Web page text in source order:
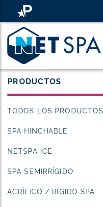
PRODUCTOS
TODOS LOS PRODUCTOS
SPA HINCHABLE
NETSPA ICE
SPA SEMIRRÍGIDO
ACRÍLICO / RÍGIDO SPA